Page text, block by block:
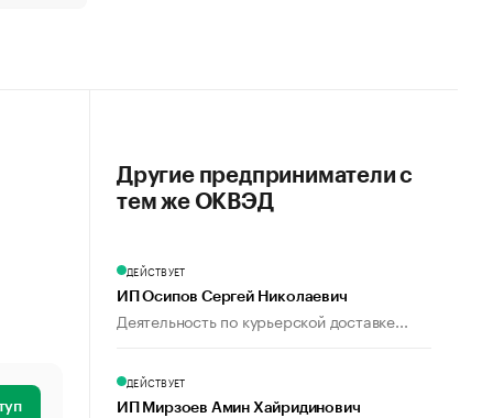
Другие предприниматели с
тем же ОКВЭД
ДЕЙСТВУЕТ
ИП Осипов Сергей Николаевич
Деятельность по курьерской доставке...
ДЕЙСТВУЕТ
ИП Мирзоев Амин Хайридинович